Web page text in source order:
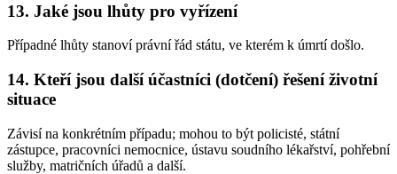
13. Jaké jsou lhůty pro vyřízení
Případné lhůty stanoví právní řád státu, ve kterém k úmrtí došlo.
14. Kteří jsou další účastníci (dotčení) řešení životní
situace
Závisí na konkrétním případu; mohou to být policisté, státní
zástupce, pracovníci nemocnice, ústavu soudního lékařství, pohřební
služby, matričních úřadů a další.